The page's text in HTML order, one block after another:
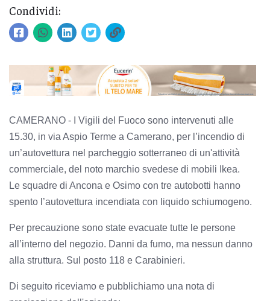
Condividi:
CAMERANO - I Vigili del Fuoco sono intervenuti alle
15.30, in via Aspio Terme a Camerano, per l’incendio di
un’autovettura nel parcheggio sotterraneo di un'attività
commerciale, del noto marchio svedese di mobili Ikea.
Le squadre di Ancona e Osimo con tre autobotti hanno
spento l’autovettura incendiata con liquido schiumogeno.
Per precauzione sono state evacuate tutte le persone
all’interno del negozio. Danni da fumo, ma nessun danno
alla struttura. Sul posto 118 e Carabinieri.
Di seguito riceviamo e pubblichiamo una nota di